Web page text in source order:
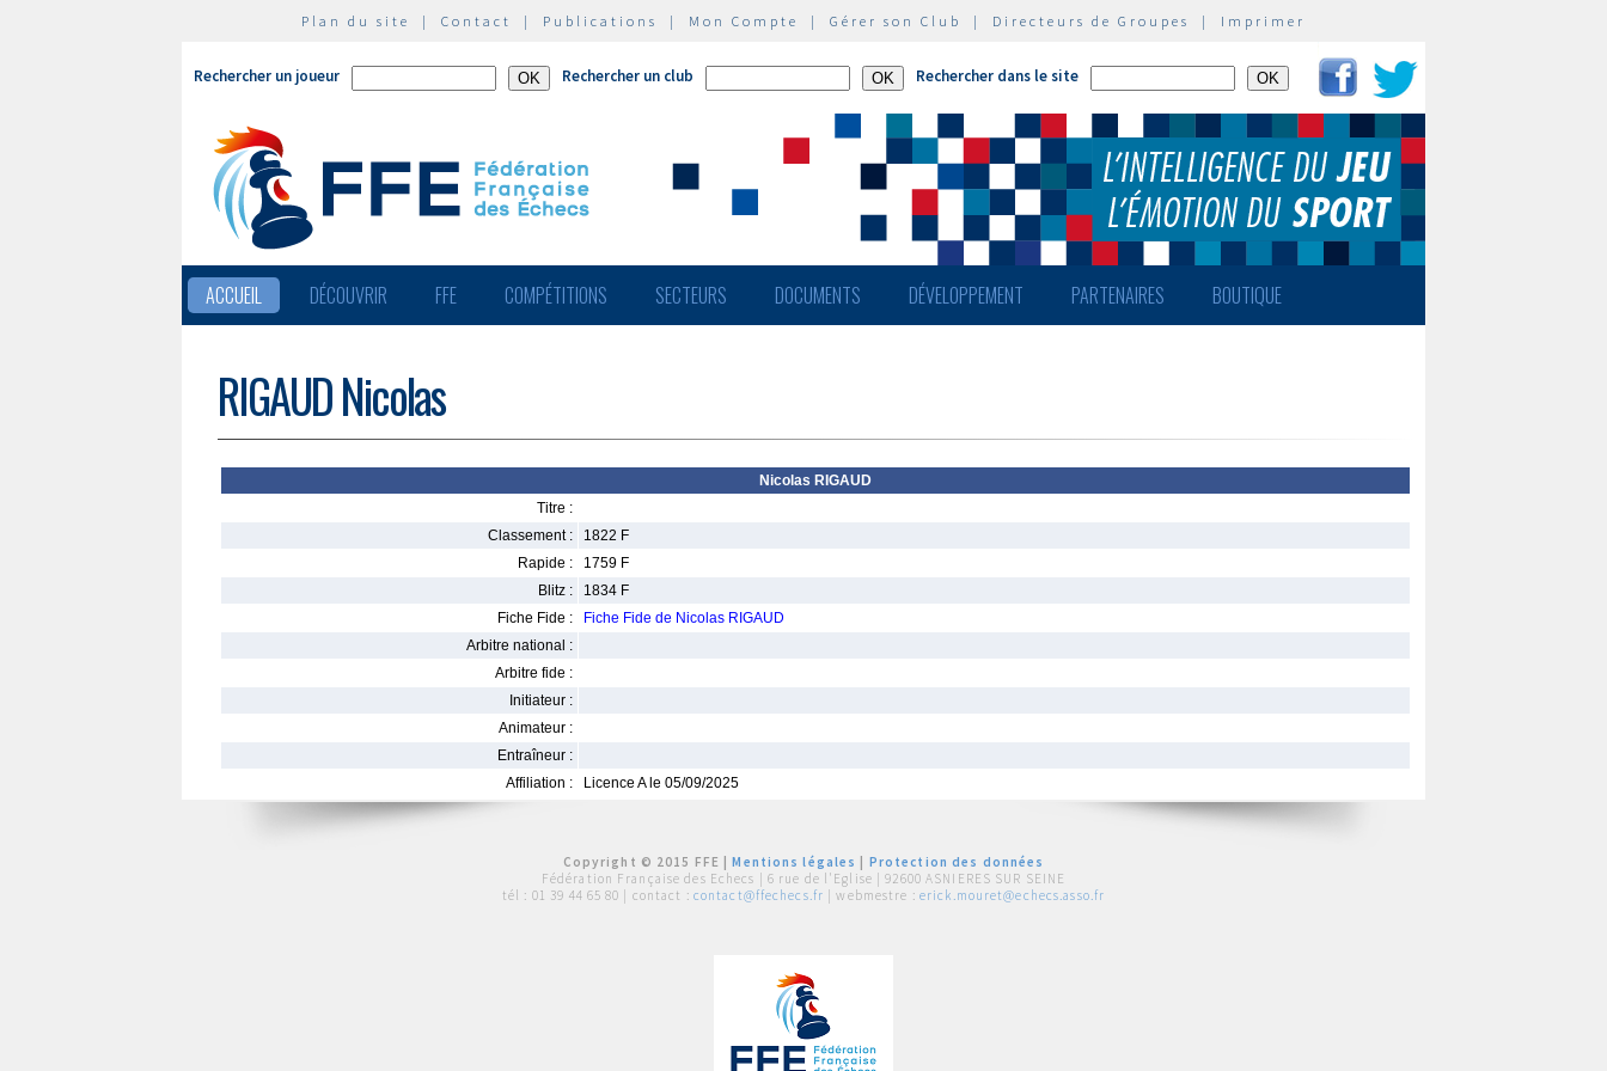
Plan du site | Contact | Publications | Mon Compte | Gérer son Club | Directeurs de Groupes | Imprimer
Rechercher un joueur Rechercher un club Rechercher dans le site
ACCUEIL DÉCOUVRIR FFE COMPÉTITIONS SECTEURS DOCUMENTS DÉVELOPPEMENT PARTENAIRES BOUTIQUE
RIGAUD Nicolas
Nicolas RIGAUD
Titre :
Classement :
1822 F
Rapide :
1759 F
Blitz :
1834 F
Fiche Fide :
Fiche Fide de Nicolas RIGAUD
Arbitre national :
Arbitre fide :
Initiateur :
Animateur :
Entraîneur :
Affiliation :
Licence A le 05/09/2025
Copyright © 2015 FFE |Mentions légales
Protection des données
Fédération Française des Echecs | 6 rue de l'Eglise | 92600 ASNIERES SUR SEINE
tél : 01 39 44 65 80 | contact : contact@ffechecs.fr | webmestre : erick.mouret@echecs.asso.fr